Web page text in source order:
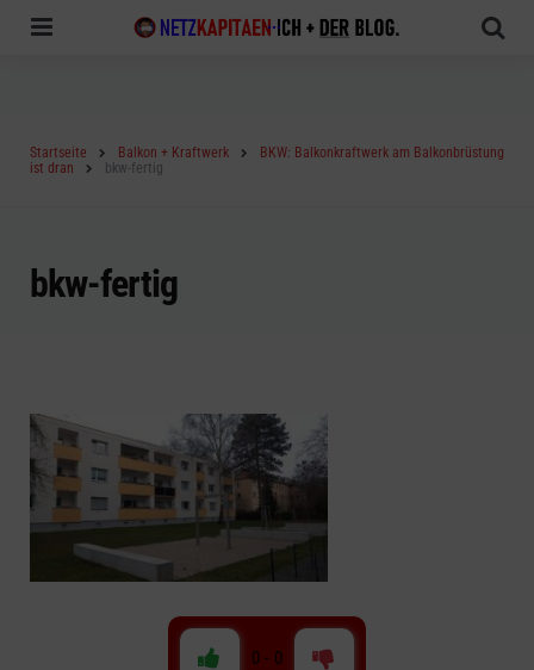
Startseite Balkon + Kraftwerk
BKW: Balkonkraftwerk am Balkonbrüstung
ist dran
bkw-fertig
bkw-fertig
0 - 0